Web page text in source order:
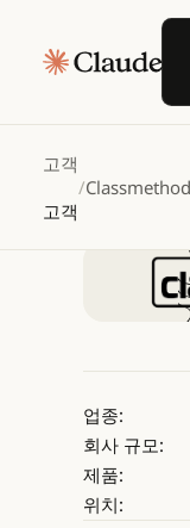
고객
고객
/Classmethod
Code로
가속화
Claude 사용
업종:
회사 규모:
제품:
위치: